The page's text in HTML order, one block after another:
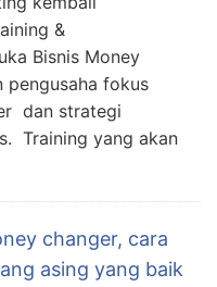
&
Bisnis Money
pengusaha fokus
dan strategi
Training yang akan
changer, cara
asing yang baik